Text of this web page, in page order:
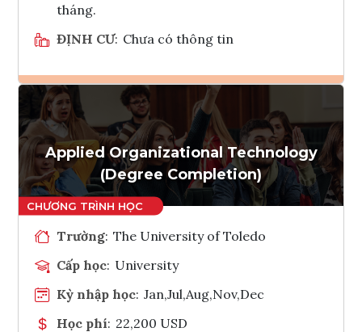
tháng.
ĐỊNH CƯ: Chưa có thông tin
Ghi danh
Tham vấn Interlink
Applied Organizational Technology
(Degree Completion)
Trường: The University of Toledo
Cấp học: University
Kỳ nhập học: Jan,Jul,Aug,Nov,Dec
Học phí: 22,200 USD